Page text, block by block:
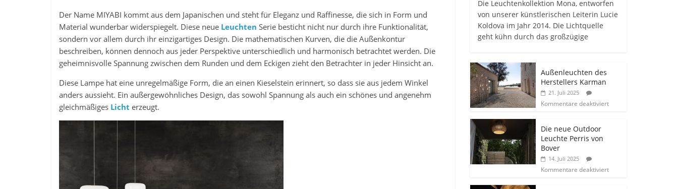
Der Name MIYABI kommt aus dem Japanischen und steht für Eleganz und Raffinesse, die sich in Form und
Material wunderbar widerspiegelt. Diese neue Leuchten Serie besticht nicht nur durch ihre Funktionalität,
sondern vor allem durch ihr einzigartiges Design. Die mathematischen Kurven, die die Außenkontur
beschreiben, können dennoch aus jeder Perspektive unterschiedlich und harmonisch betrachtet werden. Die
geheimnisvolle Spannung zwischen dem Runden und dem Eckigen zieht den Betrachter in jeder Hinsicht an.
Diese Lampe hat eine unregelmäßige Form, die an einen Kieselstein erinnert, so dass sie aus jedem Winkel
anders aussieht. Ein außergewöhnliches Design, das sowohl Spannung als auch ein schönes und angenehm
gleichmäßiges Licht erzeugt.
Die Leuchtenkollektion Mona, entworfen
von unserer künstlerischen Leiterin Lucie
Koldova im Jahr 2014. Die Lichtquelle
geht kühn durch das großzügige
Außenleuchten des
Herstellers Karman
21. Juli 2025
Kommentare deaktiviert
Die neue Outdoor
Leuchte Perris von
Bover
14. Juli 2025
Kommentare deaktiviert